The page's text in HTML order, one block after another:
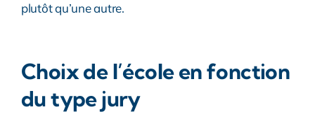
plutôt qu’une autre.
Choix de l’école en fonction
du type jury